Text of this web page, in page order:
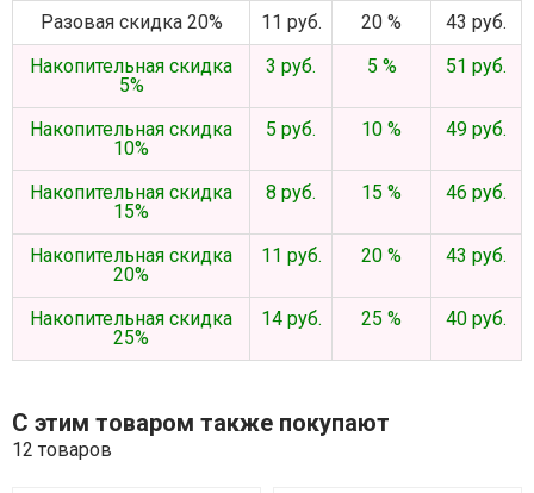
Разовая скидка 20%
11 руб. 20 %
43 руб.
Накопительная скидка
5%
3 руб. 5 % 51 руб.
Накопительная скидка
10%
5 руб. 10 % 49 руб.
Накопительная скидка
15%
8 руб. 15 % 46 руб.
Накопительная скидка
20%
11 руб. 20 % 43 руб.
Накопительная скидка
25%
14 руб. 25 % 40 руб.
С этим товаром также покупают
12 товаров